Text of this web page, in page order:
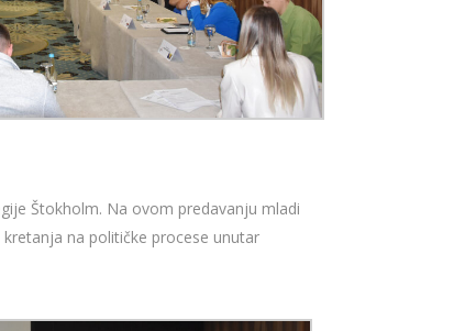
Štokholm. Na ovom predavanju mladi
na političke procese unutar